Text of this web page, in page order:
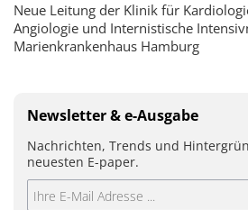
Neue Leitung der Klinik für
Angiologie und Internistische
Marienkrankenhaus Hamburg
Newsletter & e-Ausgabe
Nachrichten, Trends und
neuesten E-paper.